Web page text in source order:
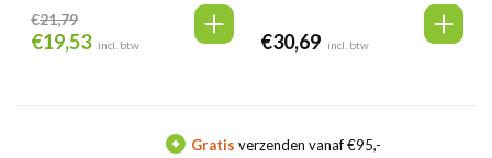
€21,79
Oorspronkelijke
€19,53 Huidige
incl. btw €30,69 incl. btw
verzenden vanaf €95,-